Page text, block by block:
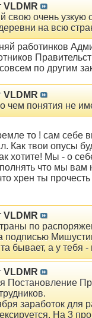
VLDMR
свою очень узкую
на всю
работинков
по другим
VLDMR
чем понятия не
то ! сам себе
Как твои опусы
хотите! Мы - о
что мы вам
хрен ты
VLDMR
по
подписью
бывает, а у тебя
VLDMR
Постановление
заработок для
На 3